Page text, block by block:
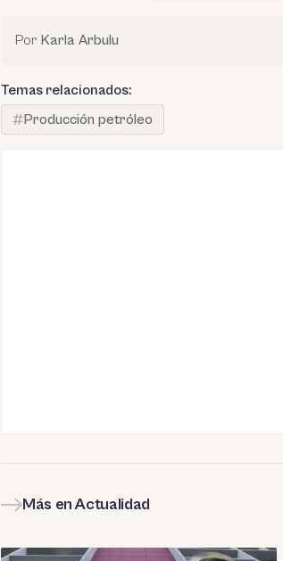
Por Karla Arbulu
Temas relacionados:
Producción petróleo
Más en Actualidad